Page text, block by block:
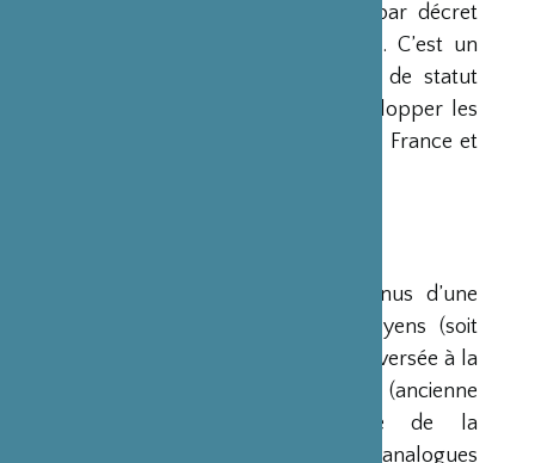
fondation reconnue d’utilité publique par décret
du Premier Ministre du 23 mars 1990. C’est un
organisme privé, sans but lucratif et de statut
français, qui a pour mission de « développer les
relations culturelles et d’amitié entre la France et
Ses ressources proviennent des revenus d’une
dotation initiale de trois milliards de yens (soit
environ 20 millions d’euros à l’époque) versée à la
France par la Fondation Nippon (ancienne
Fondation de l’Industrie Japonaise de la
Construction Navale). Des institutions analogues